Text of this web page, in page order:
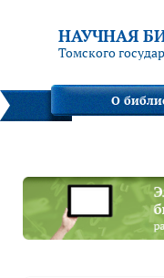
НАУЧНАЯ
Томского
О